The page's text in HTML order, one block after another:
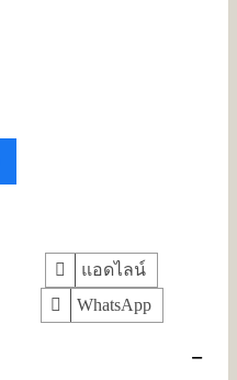
แอดไลน์
WhatsApp